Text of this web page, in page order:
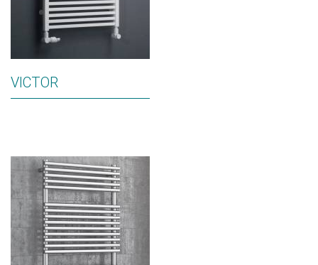
VICTOR